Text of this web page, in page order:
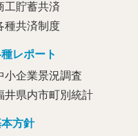
工貯蓄共済
種共済制度
レポート
小企業景況調査
井県内市町別統計
方針